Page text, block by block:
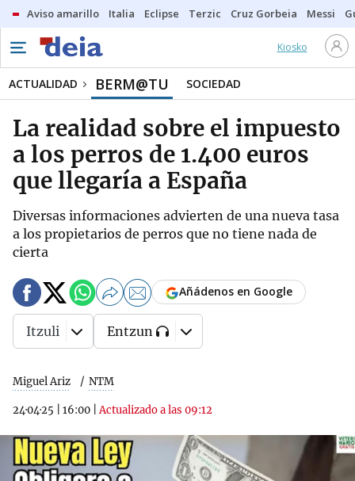
Aviso amarillo Italia Eclipse Terzic Cruz Gorbeia Messi
Kiosko
ACTUALIDAD BERM@TU SOCIEDAD
La realidad sobre el impuesto
a los perros de 1.400 euros
que llegaría a España
Diversas informaciones advierten de una nueva tasa
a los propietarios de perros que no tiene nada de
cierta
Miguel Ariz NTM
24·04·25 16:00 |Actualizado a las 09:12
Añádenos en Google
Itzuli Entzun